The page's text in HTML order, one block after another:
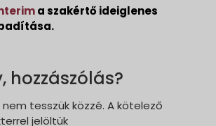
a szakértő ideiglenes
hozzászólás?
tesszük közzé. A kötelező
jelöltük